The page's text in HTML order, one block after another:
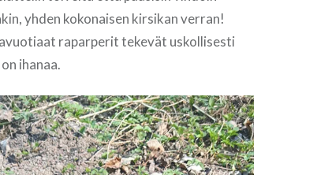
yhden kokonaisen kirsikan verran!
raparperit tekevät uskollisesti
ihanaa.